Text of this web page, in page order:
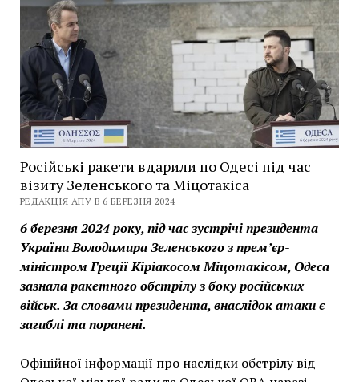
Російські ракети вдарили по Одесі під час
візиту Зеленського та Міцотакіса
РЕДАКЦІЯ АПУ В 6 БЕРЕЗНЯ 2024
6 березня 2024 року, під час зустрічі президента
України Володимира Зеленського з прем’єр-
міністром Греції Кіріакосом Міцотакісом, Одеса
зазнала ракетного обстрілу з боку російських
військ. За словами президента, внаслідок атаки є
загиблі та поранені.
Офіційної інформації про наслідки обстрілу від